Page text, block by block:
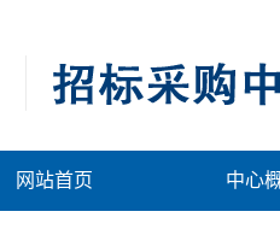
网站首页 中心